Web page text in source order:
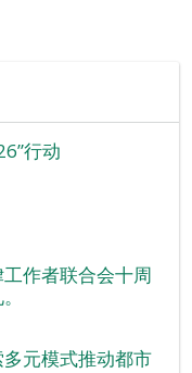
行动
作者联合会十周
元模式推动都市